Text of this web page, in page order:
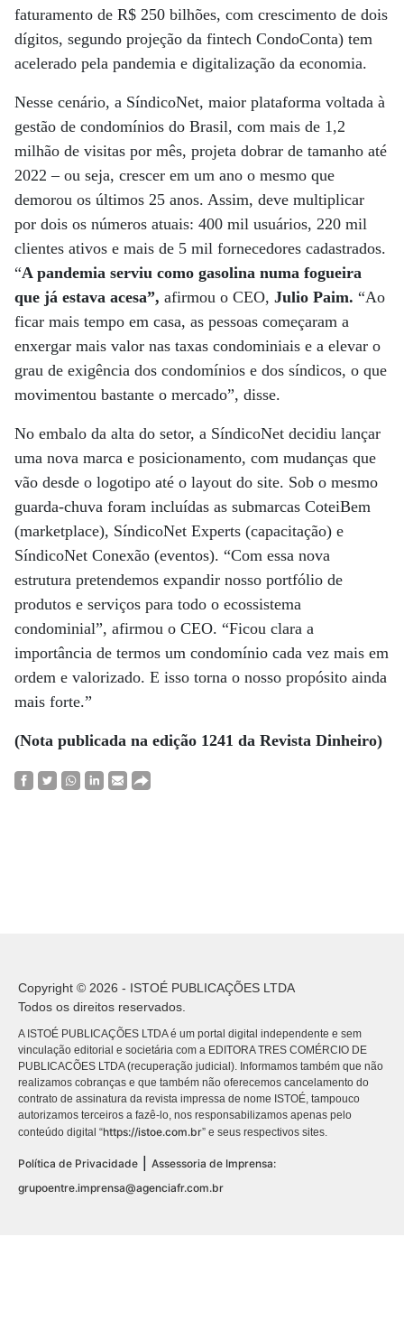
faturamento de R$ 250 bilhões, com crescimento de dois
dígitos, segundo projeção da fintech CondoConta) tem
acelerado pela pandemia e digitalização da economia.
Nesse cenário, a SíndicoNet, maior plataforma voltada à
gestão de condomínios do Brasil, com mais de 1,2
milhão de visitas por mês, projeta dobrar de tamanho até
2022 – ou seja, crescer em um ano o mesmo que
demorou os últimos 25 anos. Assim, deve multiplicar
por dois os números atuais: 400 mil usuários, 220 mil
clientes ativos e mais de 5 mil fornecedores cadastrados.
“A pandemia serviu como gasolina numa fogueira
que já estava acesa”, afirmou o CEO, Julio Paim. “Ao
ficar mais tempo em casa, as pessoas começaram a
enxergar mais valor nas taxas condominiais e a elevar o
grau de exigência dos condomínios e dos síndicos, o que
movimentou bastante o mercado”, disse.
No embalo da alta do setor, a SíndicoNet decidiu lançar
uma nova marca e posicionamento, com mudanças que
vão desde o logotipo até o layout do site. Sob o mesmo
guarda-chuva foram incluídas as submarcas CoteiBem
(marketplace), SíndicoNet Experts (capacitação) e
SíndicoNet Conexão (eventos). “Com essa nova
estrutura pretendemos expandir nosso portfólio de
produtos e serviços para todo o ecossistema
condominial”, afirmou o CEO. “Ficou clara a
importância de termos um condomínio cada vez mais em
ordem e valorizado. E isso torna o nosso propósito ainda
mais forte.”
(Nota publicada na edição 1241 da Revista Dinheiro)
Copyright © 2026 - ISTOÉ PUBLICAÇÕES LTDA
Todos os direitos reservados.
A ISTOÉ PUBLICAÇÕES LTDA é um portal digital independente e sem
vinculação editorial e societária com a EDITORA TRES COMÉRCIO DE
PUBLICACÕES LTDA (recuperação judicial). Informamos também que não
realizamos cobranças e que também não oferecemos cancelamento do
contrato de assinatura da revista impressa de nome ISTOÉ, tampouco
autorizamos terceiros a fazê-lo, nos responsabilizamos apenas pelo
conteúdo digital “https://istoe.com.br” e seus respectivos sites.
Política de Privacidade
Assessoria de Imprensa:
grupoentre.imprensa@agenciafr.com.br